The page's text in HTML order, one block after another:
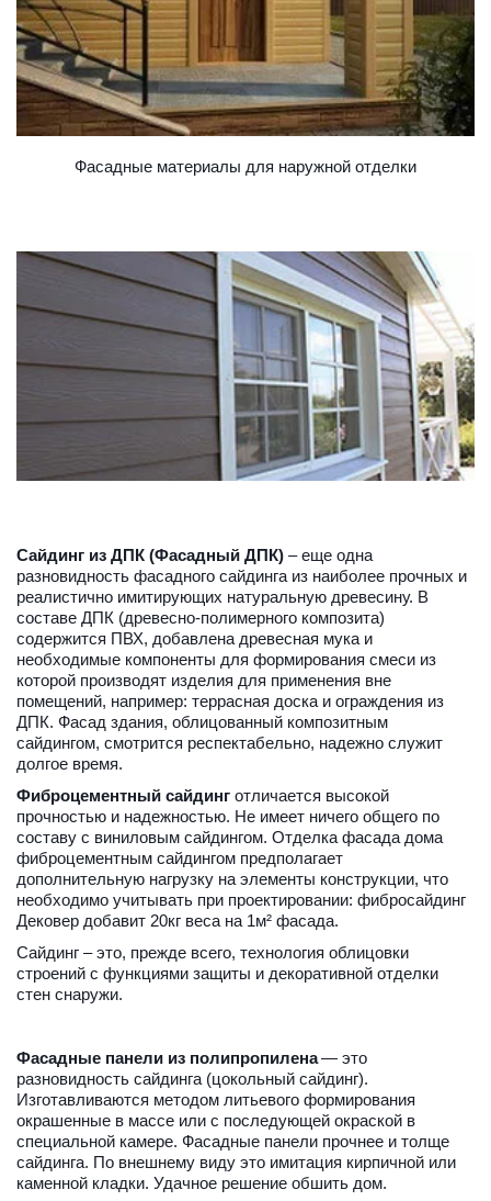
Фасадные материалы для наружной отделки
Сайдинг из ДПК (Фасадный ДПК) – еще одна
разновидность фасадного сайдинга из наиболее прочных и
реалистично имитирующих натуральную древесину. В
составе ДПК (древесно-полимерного композита)
содержится ПВХ, добавлена древесная мука и
необходимые компоненты для формирования смеси из
которой производят изделия для применения вне
помещений, например: террасная доска и ограждения из
ДПК. Фасад здания, облицованный композитным
сайдингом, смотрится респектабельно, надежно служит
долгое время.
Фиброцементный сайдинг отличается высокой
прочностью и надежностью. Не имеет ничего общего по
составу с виниловым сайдингом. Отделка фасада дома
фиброцементным сайдингом предполагает
дополнительную нагрузку на элементы конструкции, что
необходимо учитывать при проектировании: фибросайдинг
Дековер добавит 20кг веса на 1м² фасада.
Сайдинг – это, прежде всего, технология облицовки
строений с функциями защиты и декоративной отделки
стен снаружи.
Фасадные панели из полипропилена — это
разновидность сайдинга (цокольный сайдинг).
Изготавливаются методом литьевого формирования
окрашенные в массе или с последующей окраской в
специальной камере. Фасадные панели прочнее и толще
сайдинга. По внешнему виду это имитация кирпичной или
каменной кладки. Удачное решение обшить дом.